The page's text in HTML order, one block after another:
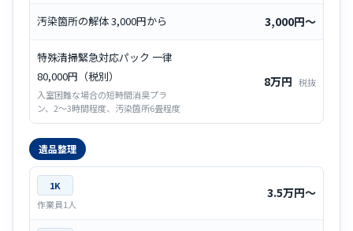
汚染箇所の解体 3,000円から 3,000円〜
特殊清掃緊急対応パック 一律
80,000円（税別）
入室困難な場合の短時間消臭プラ
ン、2～3時間程度、汚染箇所6畳程度
8万円 税抜
遺品整理
1K
作業員1人
3.5万円〜